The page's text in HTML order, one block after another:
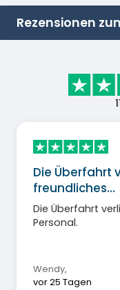
Rezensionen
Die Überfahrt
freundliches…
Die Überfahrt
Personal.
Wendy,
vor 25 Tagen